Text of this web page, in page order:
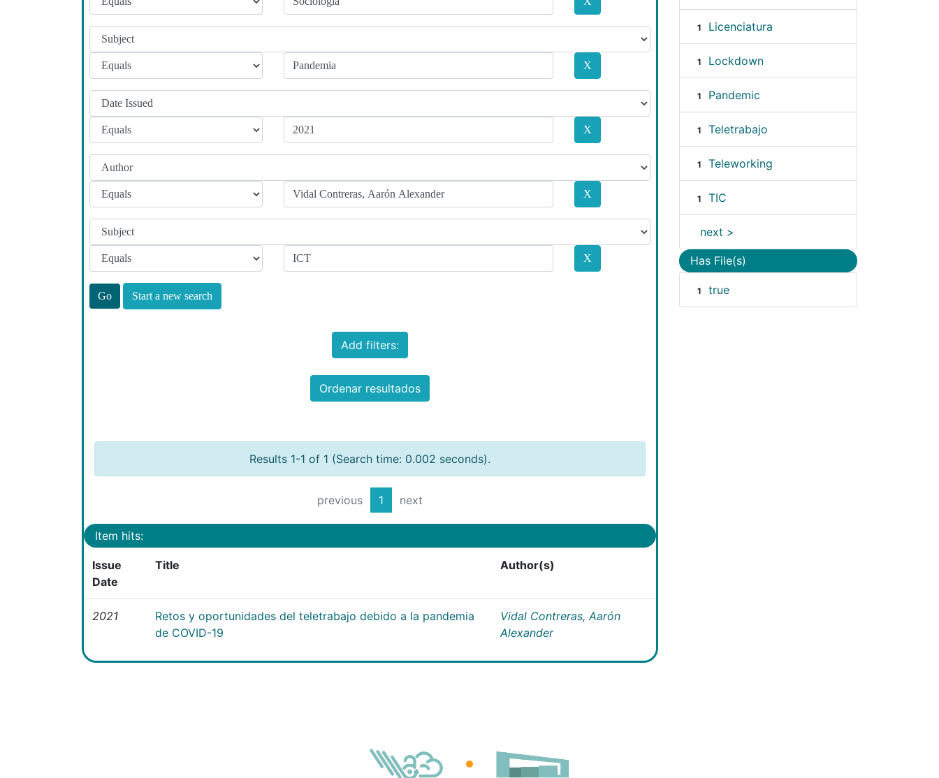
Start a new search
Add filters:
Ordenar resultados
Results 1-1 of 1 (Search time: 0.002 seconds).
previous 1 next
Item hits:
Issue
Date
Title Author(s)
2021
Retos y oportunidades del teletrabajo debido a la pandemia
de COVID-19
Vidal Contreras, Aarón
Alexander
1 Licenciatura
1 Lockdown
1 Pandemic
1 Teletrabajo
1 Teleworking
1 TIC
next >
Has File(s)
1 true